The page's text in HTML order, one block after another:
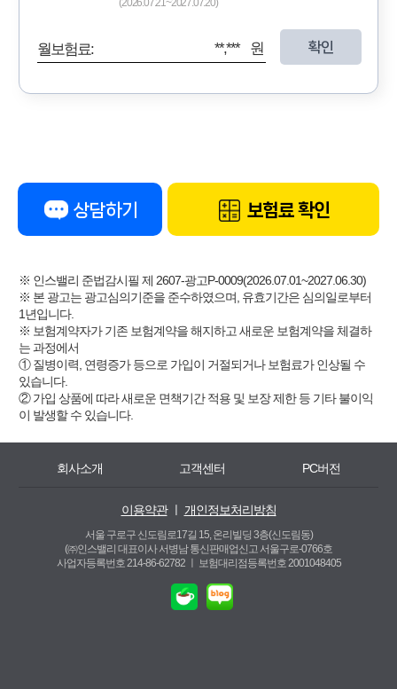
(2026.07.21~2027.07.20)
월보험료: **,*** 원 확인
상담하기 보험료 확인
※ 인스밸리 준법감시필 제 2607-광고P-0009(2026.07.01~2027.06.30)
※ 본 광고는 광고심의기준을 준수하였으며, 유효기간은 심의일로부터
1년입니다.
※ 보험계약자가 기존 보험계약을 해지하고 새로운 보험계약을 체결하
는 과정에서
① 질병이력, 연령증가 등으로 가입이 거절되거나 보험료가 인상될 수
있습니다.
② 가입 상품에 따라 새로운 면책기간 적용 및 보장 제한 등 기타 불이익
이 발생할 수 있습니다.
회사소개 고객센터 PC버전
이용약관ㅣ 개인정보처리방침
서울 구로구 신도림로17길 15, 온리빌딩 3층(신도림동)
(㈜인스밸리 대표이사 서병남 통신판매업신고 서울구로-0766호
사업자등록번호 214-86-62782 ㅣ
보험대리점등록번호 2001048405